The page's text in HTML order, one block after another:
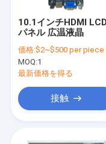
10.1インチHDMI
パネル 広温液晶
価格:$2~$500 per piece
MOQ:1
最新価格を得る
接触